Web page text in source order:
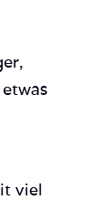
viel